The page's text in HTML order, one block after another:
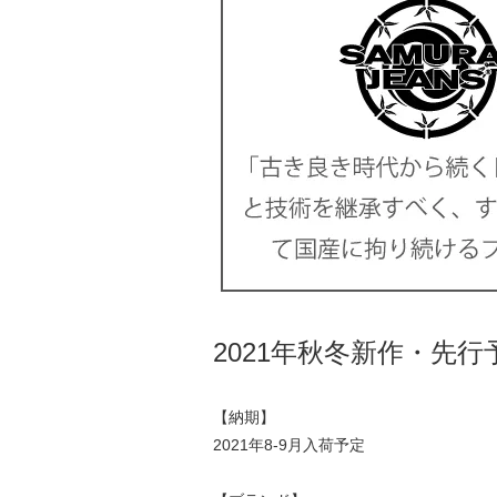
2021年秋冬新作・先行
【納期】
2021年8-9月入荷予定